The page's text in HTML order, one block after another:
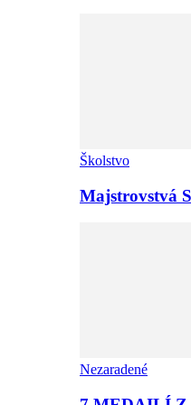
Školstvo
Majstrovstvá
Nezaradené